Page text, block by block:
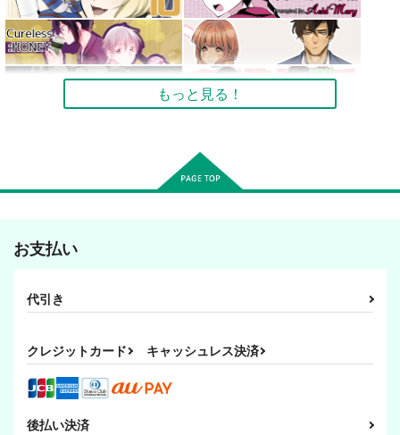
もっと見る！
お支払い
代引き
クレジットカード キャッシュレス決済
後払い決済